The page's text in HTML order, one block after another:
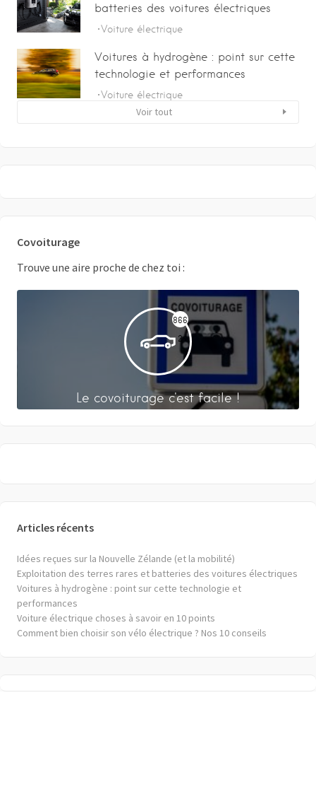
batteries des voitures électriques
Voiture électrique
Voitures à hydrogène : point sur cette
technologie et performances
Voiture électrique
Voir tout
Covoiturage
Trouve une aire proche de chez toi :
866
2
Le covoiturage c'est facile !
Articles récents
Idées reçues sur la Nouvelle Zélande (et la mobilité)
Exploitation des terres rares et batteries des voitures électriques
Voitures à hydrogène : point sur cette technologie et
performances
Voiture électrique choses à savoir en 10 points
Comment bien choisir son vélo électrique ? Nos 10 conseils